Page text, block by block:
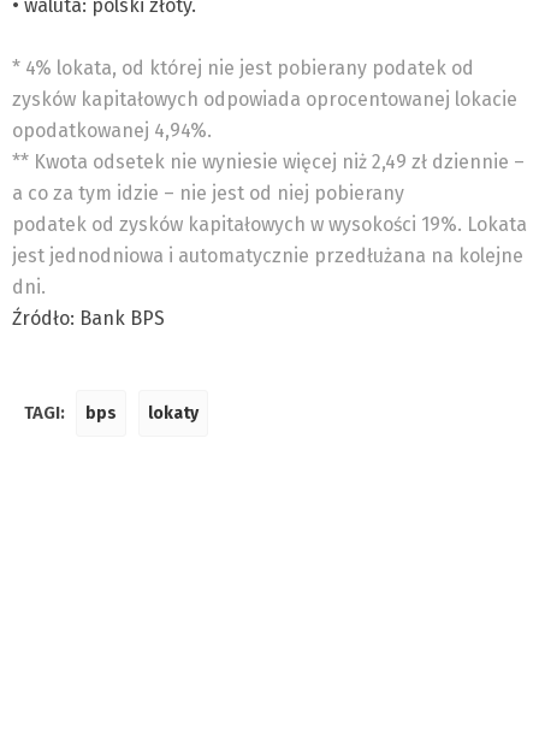
• waluta: polski złoty.
* 4% lokata, od której nie jest pobierany podatek od
zysków kapitałowych odpowiada oprocentowanej lokacie
opodatkowanej 4,94%.
** Kwota odsetek nie wyniesie więcej niż 2,49 zł dziennie –
a co za tym idzie – nie jest od niej pobierany
podatek od zysków kapitałowych w wysokości 19%. Lokata
jest jednodniowa i automatycznie przedłużana na kolejne
dni.
Źródło: Bank BPS
TAGI: bps lokaty